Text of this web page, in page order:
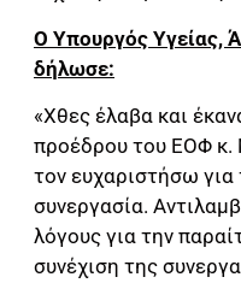
Ο Υπουργός Υγείας,
δήλωσε:
«Χθες έλαβα και
προέδρου του ΕΟΦ
τον ευχαριστήσω για
συνεργασία.
λόγους για την
συνέχιση της